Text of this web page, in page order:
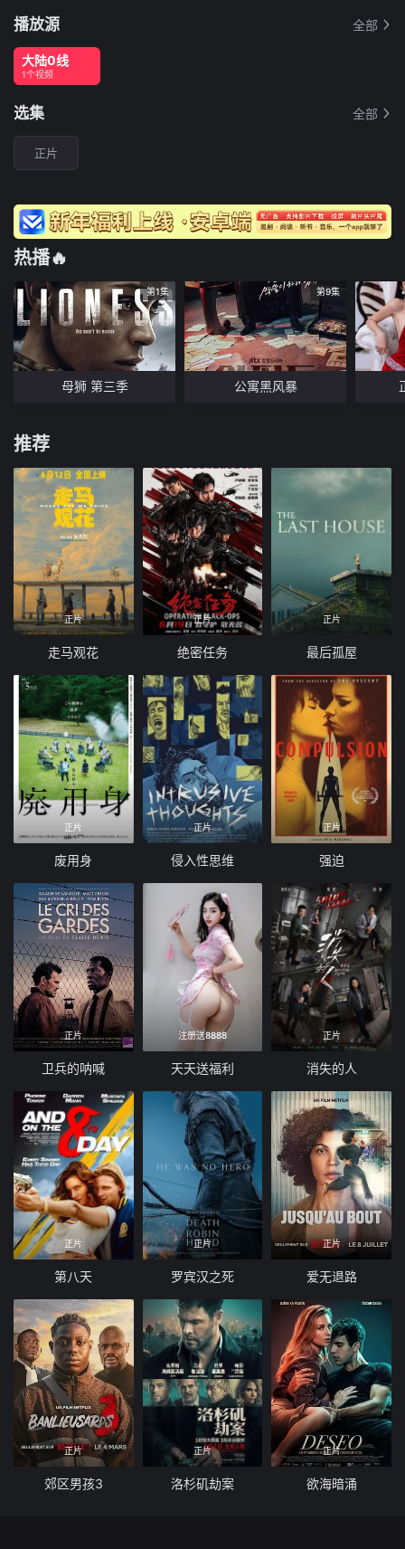
播放源 全部
大陆0线
1个视频
选集 全部
正片
热播🔥
第1集
母狮 第三季
第9集
公寓黑风暴
推荐
正片
走马观花
正片
绝密任务
正片
最后孤屋
正片
废用身
正片
侵入性思维
正片
强迫
正片
卫兵的呐喊
注册送8888
天天送福利
正片
消失的人
正片
第八天
正片
罗宾汉之死
正片
爱无退路
正片
郊区男孩3
正片
洛杉矶劫案
正片
欲海暗涌